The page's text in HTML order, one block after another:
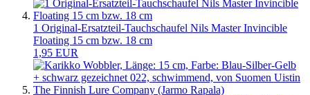
1 Original-Ersatzteil-Tauchschaufel Nils Master Invincible
Floating 15 cm bzw. 18 cm
1,95 EUR